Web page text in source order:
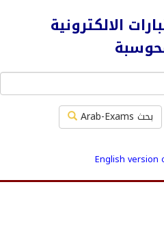
الالكترونية
بحث Arab-Exams
English version